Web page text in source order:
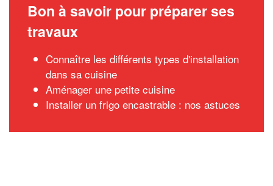
Bon à savoir pour préparer ses
travaux
Connaître les différents types d'installation
dans sa cuisine
Aménager une petite cuisine
Installer un frigo encastrable : nos astuces